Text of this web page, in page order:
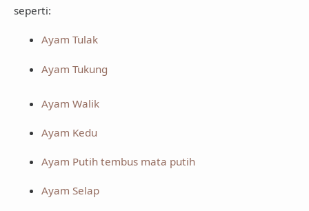
seperti:
Ayam Tulak
Ayam Tukung
Ayam Walik
Ayam Kedu
Ayam Putih tembus mata putih
Ayam Selap